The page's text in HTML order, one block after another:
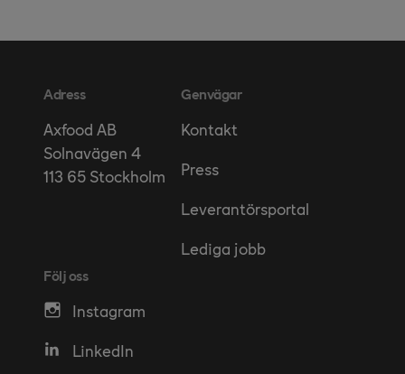
Adress
Axfood AB
Solnavägen 4
113 65 Stockholm
Genvägar
Kontakt
Press
Leverantörsportal
Lediga jobb
Följ oss
Instagram
LinkedIn